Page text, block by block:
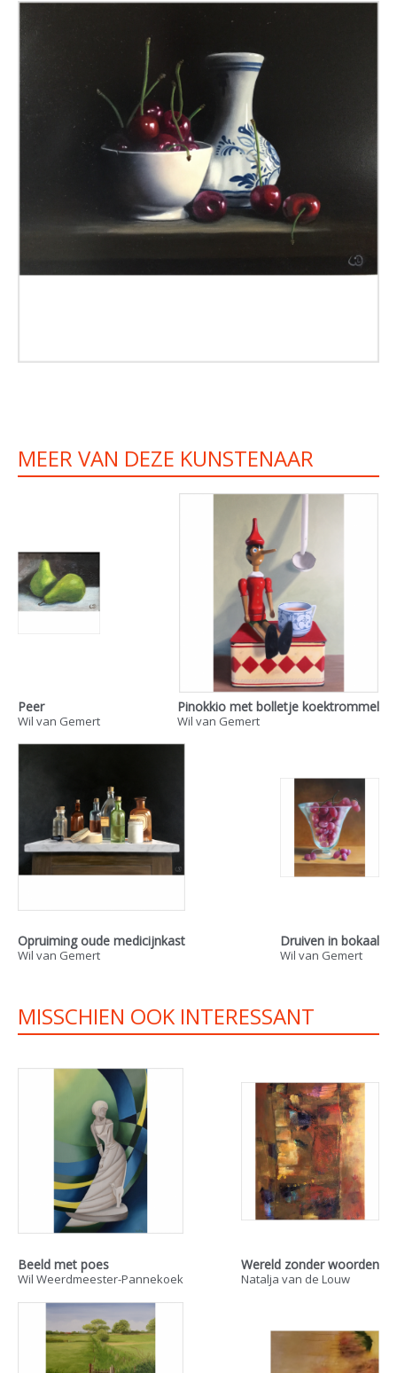
MEER VAN DEZE KUNSTENAAR
Peer
Wil van Gemert
Pinokkio met bolletje koektrommel
Wil van Gemert
Opruiming oude medicijnkast
Wil van Gemert
Druiven in bokaal
Wil van Gemert
MISSCHIEN OOK INTERESSANT
Beeld met poes
Wil Weerdmeester-Pannekoek
Wereld zonder woorden
Natalja van de Louw